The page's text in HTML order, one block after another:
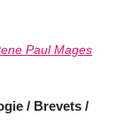
Paul Mages
/ Brevets /